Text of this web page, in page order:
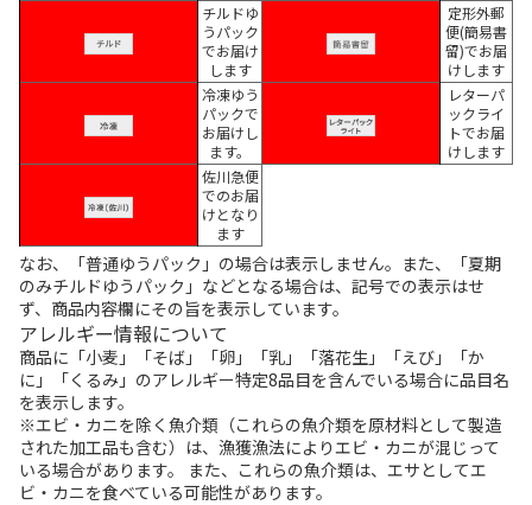
チルドゆ
うパック
でお届け
します
定形外郵
便(簡易書
留)でお届
けします
冷凍ゆう
パックで
お届けし
ます。
レターパ
ックライ
トでお届
けします
佐川急便
でのお届
けとなり
ます
なお、「普通ゆうパック」の場合は表示しません。また、「夏期
のみチルドゆうパック」などとなる場合は、記号での表示はせ
ず、商品内容欄にその旨を表示しています。
アレルギー情報について
商品に「小麦」「そば」「卵」「乳」「落花生」「えび」「か
に」「くるみ」のアレルギー特定8品目を含んでいる場合に品目名
を表示します。
※エビ・カニを除く魚介類（これらの魚介類を原材料として製造
された加工品も含む）は、漁獲漁法によりエビ・カニが混じって
いる場合があります。 また、これらの魚介類は、エサとしてエ
ビ・カニを食べている可能性があります。